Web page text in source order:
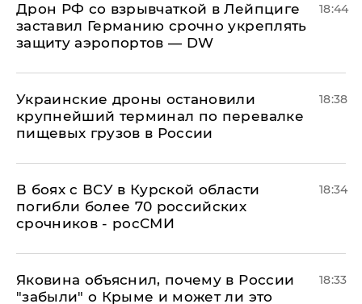
​Дрон РФ со взрывчаткой в Лейпциге
заставил Германию срочно укреплять
защиту аэропортов — DW
18:44
Украинские дроны остановили
крупнейший терминал по перевалке
пищевых грузов в России
18:38
В боях с ВСУ в Курской области
погибли более 70 российских
срочников - росСМИ
18:34
Яковина объяснил, почему в России
"забыли" о Крыме и может ли это
18:33